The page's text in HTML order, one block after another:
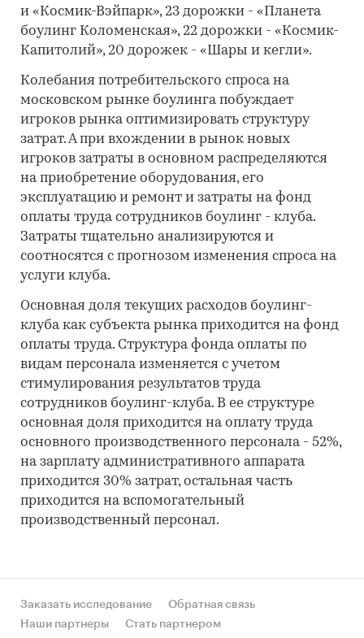
и «Космик-Вэйпарк», 23 дорожки - «Планета
боулинг Коломенская», 22 дорожки - «Космик-
Капитолий», 20 дорожек - «Шары и кегли».
Колебания потребительского спроса на
московском рынке боулинга побуждает
игроков рынка оптимизировать структуру
затрат. А при вхождении в рынок новых
игроков затраты в основном распределяются
на приобретение оборудования, его
эксплуатацию и ремонт и затраты на фонд
оплаты труда сотрудников боулинг - клуба.
Затраты тщательно анализируются и
соотносятся с прогнозом изменения спроса на
услуги клуба.
Основная доля текущих расходов боулинг-
клуба как субъекта рынка приходится на фонд
оплаты труда. Структура фонда оплаты по
видам персонала изменяется с учетом
стимулирования результатов труда
сотрудников боулинг-клуба. В ее структуре
основная доля приходится на оплату труда
основного производственного персонала - 52%,
на зарплату административного аппарата
приходится 30% затрат, остальная часть
приходится на вспомогательный
производственный персонал.
Заказать исследование
Обратная связь
Наши партнеры
Стать партнером